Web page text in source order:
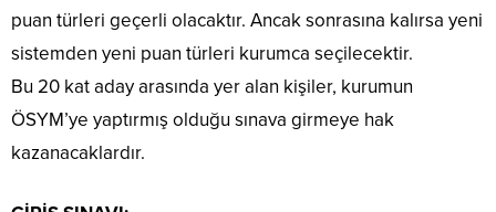
puan türleri geçerli olacaktır. Ancak sonrasına kalırsa yeni
sistemden yeni puan türleri kurumca seçilecektir.
Bu 20 kat aday arasında yer alan kişiler, kurumun
ÖSYM’ye yaptırmış olduğu sınava girmeye hak
kazanacaklardır.